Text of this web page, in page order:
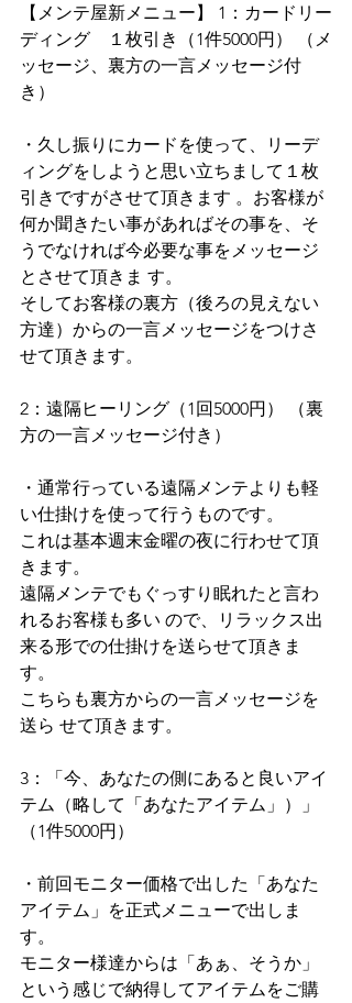
【メンテ屋新メニュー】 1：カードリー
ディング　１枚引き（1件5000円） （メ
ッセージ、裏方の一言メッセージ付
き）
・久し振りにカードを使って、リーデ
ィングをしようと思い立ちまして１枚
引きですがさせて頂きます 。お客様が
何か聞きたい事があればその事を、そ
うでなければ今必要な事をメッセージ
とさせて頂きま す。
そしてお客様の裏方（後ろの見えない
方達）からの一言メッセージをつけさ
せて頂きます。
2：遠隔ヒーリング（1回5000円） （裏
方の一言メッセージ付き）
・通常行っている遠隔メンテよりも軽
い仕掛けを使って行うものです。
これは基本週末金曜の夜に行わせて頂
きます。
遠隔メンテでもぐっすり眠れたと言わ
れるお客様も多い ので、リラックス出
来る形での仕掛けを送らせて頂きま
す。
こちらも裏方からの一言メッセージを
送ら せて頂きます。
3：「今、あなたの側にあると良いアイ
テム（略して「あなたアイテム」）」
（1件5000円）
・前回モニター価格で出した「あなた
アイテム」を正式メニューで出しま
す。
モニター様達からは「あぁ、そうか」
という感じで納得してアイテムをご購